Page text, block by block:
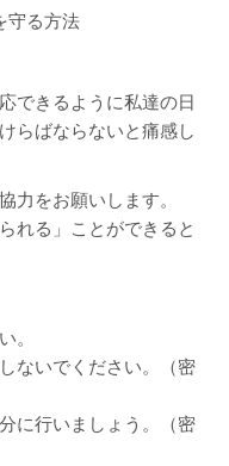
守る方法
できるように私達の日
らばならないと痛感し
力をお願いします。
れる」ことができると
。
ないでください。（密
に行いましょう。（密